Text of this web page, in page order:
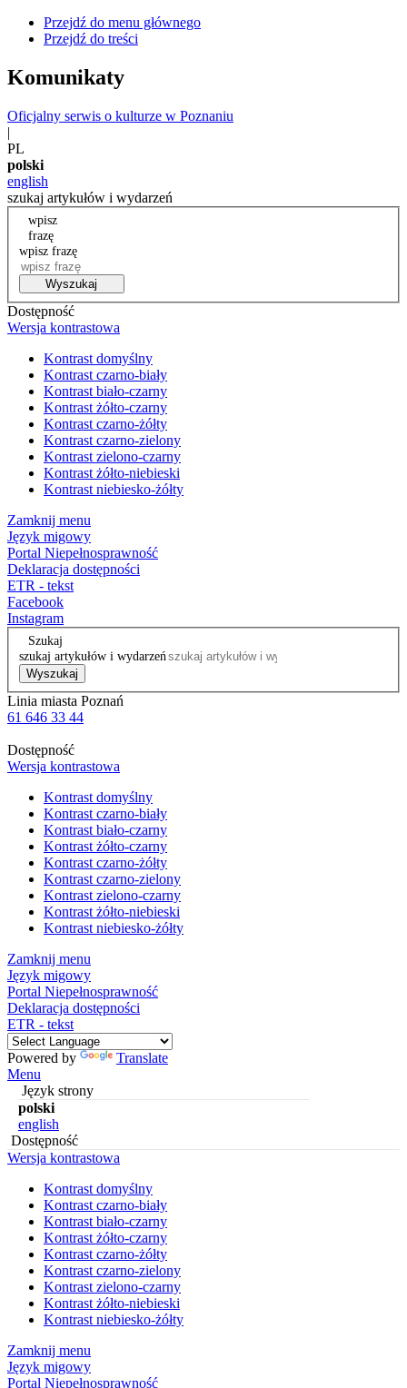
Przejdź do menu głównego
Przejdź do treści
Komunikaty
Oficjalny serwis o kulturze w Poznaniu
|
PL
polski
english
szukaj artykułów i wydarzeń
wpisz
frazę
wpisz frazę
Wyszukaj
Dostępność
Wersja kontrastowa
Kontrast domyślny
Kontrast czarno-biały
Kontrast biało-czarny
Kontrast żółto-czarny
Kontrast czarno-żółty
Kontrast czarno-zielony
Kontrast zielono-czarny
Kontrast żółto-niebieski
Kontrast niebiesko-żółty
Zamknij menu
Język migowy
Portal Niepełnosprawność
Deklaracja dostępności
ETR - tekst
Facebook
Instagram
Szukaj
szukaj artykułów i wydarzeń
Wyszukaj
Linia miasta Poznań
61 646 33 44
Dostępność
Wersja kontrastowa
Kontrast domyślny
Kontrast czarno-biały
Kontrast biało-czarny
Kontrast żółto-czarny
Kontrast czarno-żółty
Kontrast czarno-zielony
Kontrast zielono-czarny
Kontrast żółto-niebieski
Kontrast niebiesko-żółty
Zamknij menu
Język migowy
Portal Niepełnosprawność
Deklaracja dostępności
ETR - tekst
Powered by
Translate
Menu
Język strony
polski
english
Dostępność
Wersja kontrastowa
Kontrast domyślny
Kontrast czarno-biały
Kontrast biało-czarny
Kontrast żółto-czarny
Kontrast czarno-żółty
Kontrast czarno-zielony
Kontrast zielono-czarny
Kontrast żółto-niebieski
Kontrast niebiesko-żółty
Zamknij menu
Język migowy
Portal Niepełnosprawność